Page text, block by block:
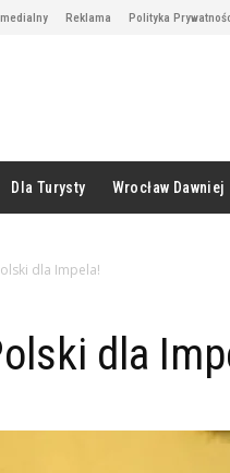
Reklama Polityka
Dla Turysty Wrocław Dawniej
dla Impela!
dla